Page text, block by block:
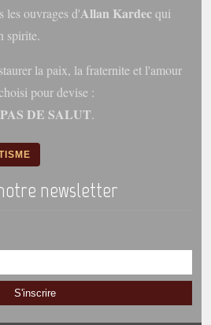
les ouvrages d'Allan Kardecqui
spirite.
la paix, la fraternite et l'amour
pour devise :
DE SALUT.
newsletter
S'inscrire